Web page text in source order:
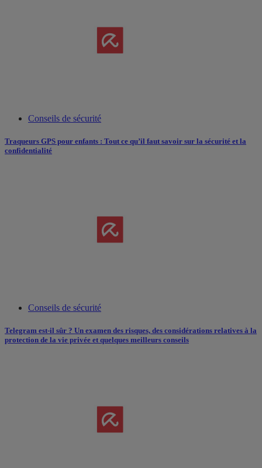
Conseils de sécurité
Traqueurs GPS pour enfants : Tout ce qu’il faut savoir sur la sécurité et la
confidentialité
Conseils de sécurité
Telegram est-il sûr ? Un examen des risques, des considérations relatives à la
protection de la vie privée et quelques meilleurs conseils